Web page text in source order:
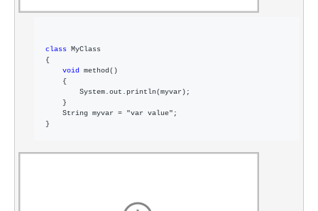
class MyClass
{
void method()
    String myvar
= "var value" ;
}